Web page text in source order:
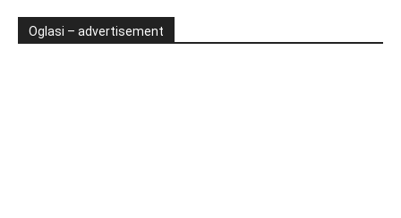
Oglasi – advertisement